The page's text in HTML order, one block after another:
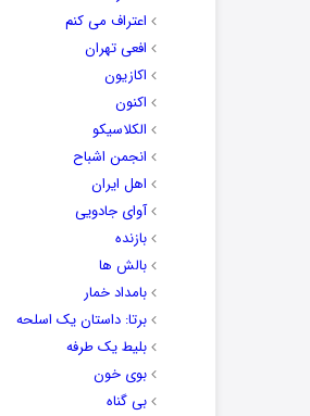
اعتراف می کنم
افعی تهران
اکازیون
اکنون
الکلاسیکو
انجمن اشباح
اهل ایران
آوای جادویی
بازنده
بالش ها
بامداد خمار
برتا: داستان یک اسلحه
بلیط یک‌‌ طرفه
بوی خون
بی گناه